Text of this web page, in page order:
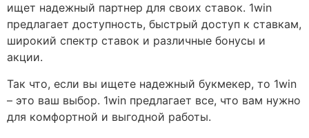
ищет надежный партнер для своих ставок. 1win
предлагает доступность, быстрый доступ к ставкам,
широкий спектр ставок и различные бонусы и
акции.
Так что, если вы ищете надежный букмекер, то 1win
– это ваш выбор. 1win предлагает все, что вам нужно
для комфортной и выгодной работы.